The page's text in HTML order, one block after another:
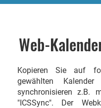
Web-
Kopieren Sie auf
gewählten
synchronisieren z.B.
"ICSSync". Der